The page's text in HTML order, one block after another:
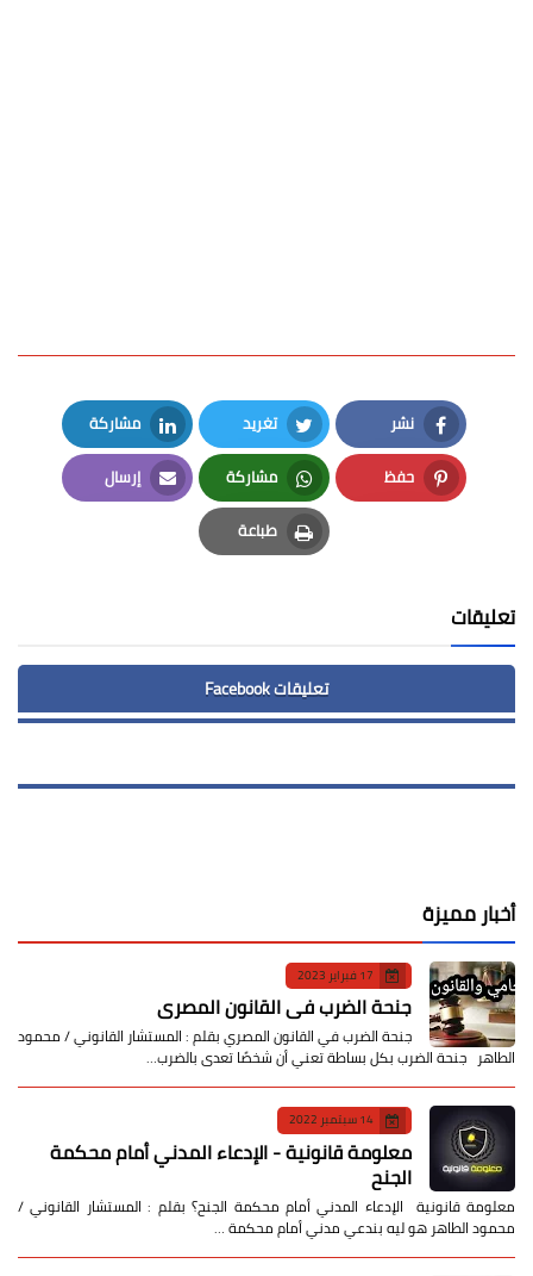
نشر
Facebook
تغريد
Twitter
مشاركة
LinkedIn
حفظ
Pinterest
مشاركة
Whatsapp
إرسال
Email
طباعة
Print
تعليقات
تعليقات Facebook
أخبار مميزة
17 فبراير 2023
جنحة الضرب في القانون المصري
جنحة الضرب في القانون المصري بقلم : المستشار القانوني / محمود
الطاهر جنحة الضرب بكل بساطة تعني أن شخصًا تعدى بالضرب…
14 سبتمبر 2022
معلومة قانونية - الإدعاء المدني أمام محكمة
الجنح
معلومة قانونية الإدعاء المدني أمام محكمة الجنح؟ بقلم : المستشار القانوني /
محمود الطاهر هو ليه بندعي مدني أمام محكمة …